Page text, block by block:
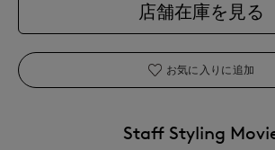
店舗在庫を見る
お気に入りに追加
Staff Styling